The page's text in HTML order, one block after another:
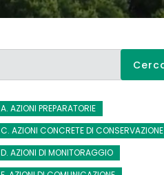
A. AZIONI PREPARATORIE
C. AZIONI CONCRETE DI CONSERVAZIONE
D. AZIONI DI MONITORAGGIO